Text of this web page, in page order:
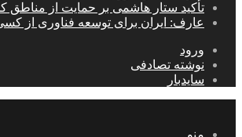
تأکید ستار هاشمی بر حمایت از مناطق
عارف: ایران برای توسعه فناوری از
ورود
نوشته تصادفی
سایدبار
منو